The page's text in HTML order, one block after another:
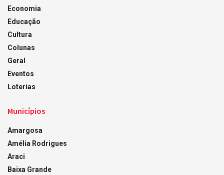
Economia
Educação
Cultura
Colunas
Geral
Eventos
Loterias
Municípios
Amargosa
Amélia Rodrigues
Araci
Baixa Grande